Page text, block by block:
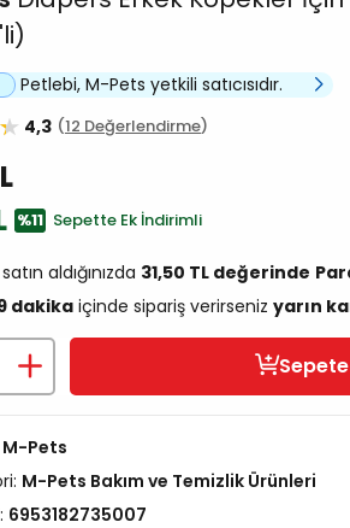
Petlebi, M-Pets yetkili satıcısıdır.
4,3 12 Değerlendirme
%11 Sepette Ek İndirimli
aldığınızda 31,50 TL değerinde
dakika içinde sipariş verirseniz yarın
Sepete
M-Pets
M-Pets Bakım ve Temizlik Ürünleri
6953182735007